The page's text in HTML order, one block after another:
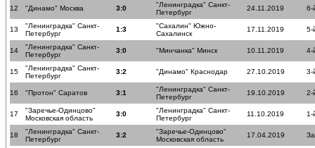
12 "Динамо" Москва 3:0
"Ленинградка" Санкт-
Петербург
24.11.2019 6-
13
"Ленинградка" Санкт-
Петербург
1:3
"Сахалин" Южно-
Сахалинск
17.11.2019 5-
14
"Ленинградка" Санкт-
Петербург
3:0 "Минчанка" Минск 10.11.2019 4-
15
"Ленинградка" Санкт-
Петербург
3:2 "Динамо" Краснодар 27.10.2019 3-
16 "Протон" Саратов 3:1
"Ленинградка" Санкт-
Петербург
19.10.2019 2-
17
"Заречье-Одинцово"
Московская область
3:0
"Ленинградка" Санкт-
Петербург
11.10.2019 1-
18
"Ленинградка" Санкт-
Петербург
3:2
"Заречье-Одинцово"
Московская область
17.04.2019